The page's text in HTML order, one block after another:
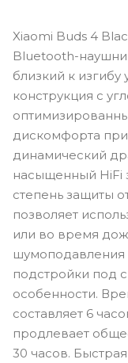
Xiaomi Buds 4
Bluetooth-
близкий к изгибу
конструкция с
дискомфорта
динамический
насыщенный HiFi
степень защиты
позволяет
или во время
шумоподавления
подстройки под
особенности.
составляет 6
продлевает
30 часов.